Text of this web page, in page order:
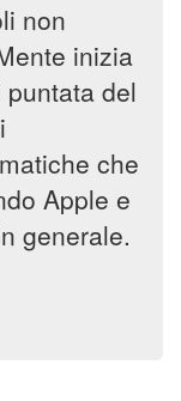
non
inizia
del
che
Apple e
generale.